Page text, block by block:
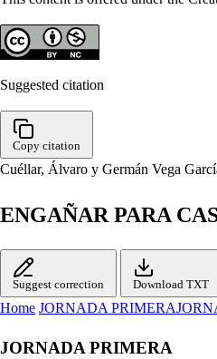
Suggested citation
Copy citation
Cuéllar, Álvaro y Germán Vega
ENGAÑAR PARA
Suggest correction Download TXT
Home JORNADA PRIMERA
JORNADA PRIMERA